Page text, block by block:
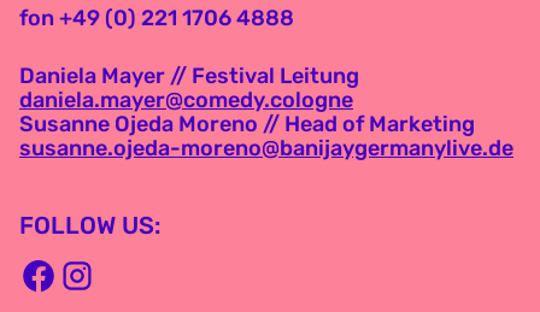
fon +49 (0) 221 1706 4888
Daniela Mayer // Festival Leitung
daniela.mayer@comedy.cologne
Susanne Ojeda Moreno // Head of Marketing
susanne.ojeda-moreno@banijaygermanylive.de
FOLLOW US: